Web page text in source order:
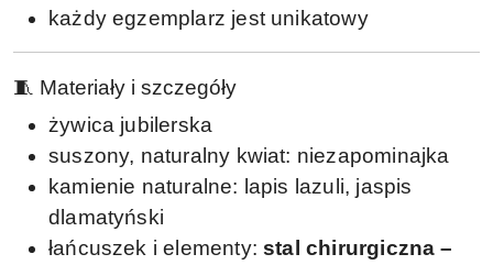
każdy egzemplarz jest unikatowy
🧵 Materiały i szczegóły
żywica jubilerska
suszony, naturalny kwiat: niezapominajka
kamienie naturalne: lapis lazuli, jaspis
dlamatyński
łańcuszek i elementy:stal chirurgiczna –